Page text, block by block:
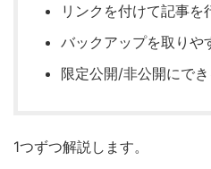
リンクを付けて記事を
バックアップを取りや
限定公開/非公開にでき
1つずつ解説します。